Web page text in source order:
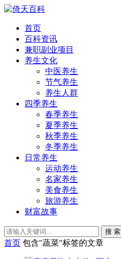
首页
百科资讯
兼职副业项目
养生文化
中医养生
节气养生
养生人群
四季养生
春季养生
夏季养生
秋季养生
冬季养生
日常养生
运动养生
名家养生
美食养生
旅游养生
财富故事
搜 索
首页 包含"蔬菜"标签的文章